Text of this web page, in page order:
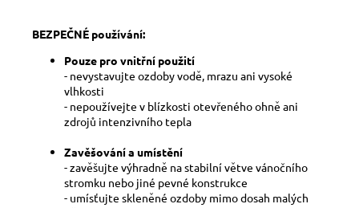
BEZPEČNÉ používání:
Pouze pro vnitřní použití
- nevystavujte ozdoby vodě, mrazu ani vysoké
vlhkosti
- nepoužívejte v blízkosti otevřeného ohně ani
zdrojů intenzivního tepla
Zavěšování a umístění
- zavěšujte výhradně na stabilní větve vánočního
stromku nebo jiné pevné konstrukce
- umísťujte skleněné ozdoby mimo dosah malých